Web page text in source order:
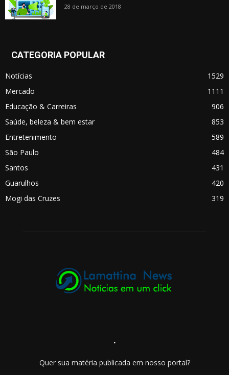
28 de março de 2018
CATEGORIA POPULAR
Notícias
1529
Mercado
1111
Educação & Carreiras
906
Saúde, beleza & bem estar
853
Entretenimento
589
São Paulo
484
Santos
431
Guarulhos
420
Mogi das Cruzes
319
.
Quer sua matéria publicada em nosso portal?